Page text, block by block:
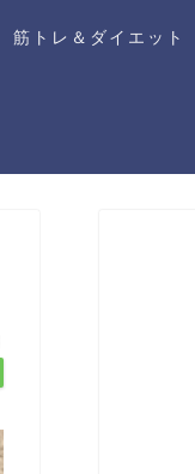
筋トレ＆ダイエット